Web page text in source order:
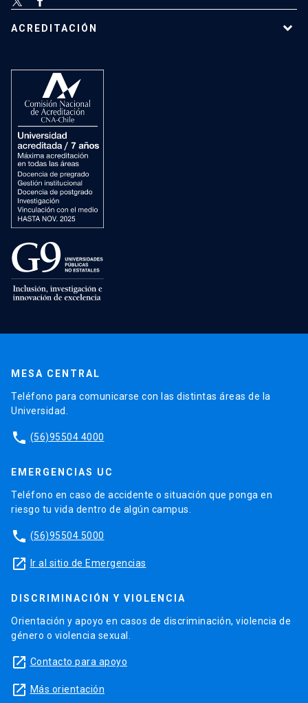
ACREDITACIÓN
MESA CENTRAL
Teléfono para comunicarse con las distintas áreas de la
Universidad.
phone (56)95504 4000
EMERGENCIAS UC
Teléfono en caso de accidente o situación que ponga en
riesgo tu vida dentro de algún campus.
phone (56)95504 5000
launch Ir al sitio de Emergencias
DISCRIMINACIÓN Y VIOLENCIA
Orientación y apoyo en casos de discriminación, violencia de
género o violencia sexual.
launch Contacto para apoyo
launch Más orientación